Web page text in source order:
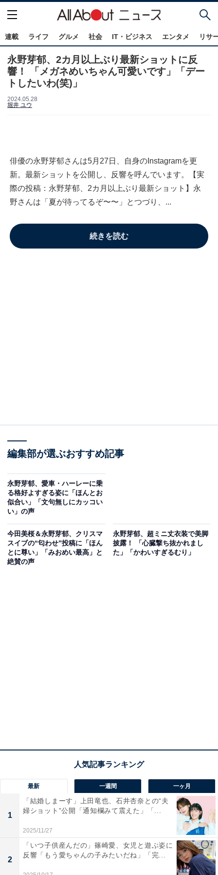
連載 ライフ グルメ 社会 IT・ビジネス エンタメ リサ
永野芽郁、2カ月以上ぶり最新ショットに反
響！ 「メガネめいちゃん可愛いです」「デー
トしたいわ(笑)」
2024.05.28
堀井 ユウ
俳優の永野芽郁さんは5月27日、自身のInstagramを更
新。最新ショットを公開し、反響を呼んでいます。【実
際の投稿：永野芽郁、2カ月以上ぶり最新ショット】永
野さんは「夏が待ってるぞ〜〜」とつづり、...
続きを読む
編集部が選ぶおすすめ記事
永野芽郁、愛車・ハーレーに乗
る格好よすぎる姿に「ほんとお
似合い」「文句無しにカッコい
い」の声
今田美桜＆永野芽郁、クリスマ
スイブの“匂わせ”投稿に「ほん
とに尊い」「みおめい最高」と
絶賛の声
永野芽郁、超ミニ丈衣装で美脚
披露！ 「心臓撃ち抜かれまし
た」「かわいすぎるむり」
最新 一週間 一ヶ月
1
「結婚しまーす」上田竜也、石井杏奈との“夫
婦ショット”公開「通知欄みて震えた」「...
2025/11/27
2
「いつ子供産んだの」篠崎愛、女児と遊ぶ姿に
反響「もう愛ちゃんの子みたいだね」「完...